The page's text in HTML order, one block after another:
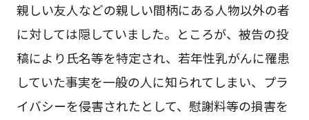
親しい友人などの親しい間柄にある人物以外の者
に対しては隠していました。ところが、被告の投
稿により氏名等を特定され、若年性乳がんに罹患
していた事実を一般の人に知られてしまい、プラ
イバシーを侵害されたとして、慰謝料等の損害を